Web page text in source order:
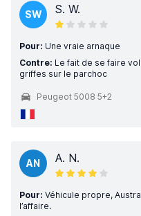
SW S. W.
Pour: Une vraie arnaque
Contre: Le fait de se faire
griffes sur le parchoc
Peugeot 5008 5+2
AN A. N.
Pour: Véhicule propre,
l’affaire.